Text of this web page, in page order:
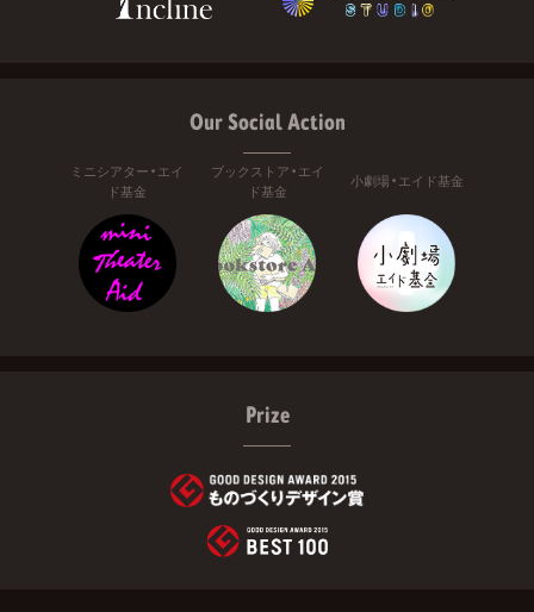
Our Social Action
ミニシアター・エイ
ド基金
ブックストア・エイ
ド基金
小劇場・エイド基金
Prize